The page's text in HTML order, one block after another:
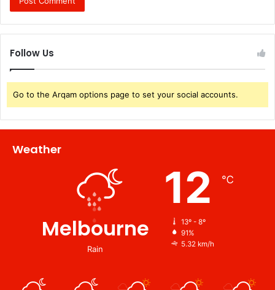
Follow Us
Go to the Arqam options page to set your social accounts.
Weather
Melbourne
Rain
12 ℃
13º - 8º
91%
5.32 km/h